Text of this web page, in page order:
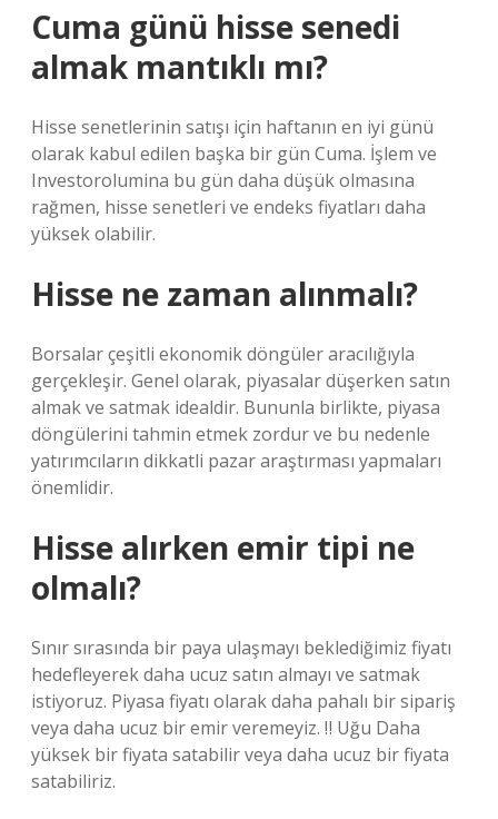
Cuma günü hisse senedi
almak mantıklı mı?
Hisse senetlerinin satışı için haftanın en iyi günü
olarak kabul edilen başka bir gün Cuma. İşlem ve
Investorolumina bu gün daha düşük olmasına
rağmen, hisse senetleri ve endeks fiyatları daha
yüksek olabilir.
Hisse ne zaman alınmalı?
Borsalar çeşitli ekonomik döngüler aracılığıyla
gerçekleşir. Genel olarak, piyasalar düşerken satın
almak ve satmak idealdir. Bununla birlikte, piyasa
döngülerini tahmin etmek zordur ve bu nedenle
yatırımcıların dikkatli pazar araştırması yapmaları
önemlidir.
Hisse alırken emir tipi ne
olmalı?
Sınır sırasında bir paya ulaşmayı beklediğimiz fiyatı
hedefleyerek daha ucuz satın almayı ve satmak
istiyoruz. Piyasa fiyatı olarak daha pahalı bir sipariş
veya daha ucuz bir emir veremeyiz. ‼ Uğu Daha
yüksek bir fiyata satabilir veya daha ucuz bir fiyata
satabiliriz.